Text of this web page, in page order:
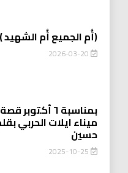
(أُم الجميع أُم الشهيد )
2026-03-20
بمناسبة ٦
ميناء ايلات الحربي
حسين
2025-10-25